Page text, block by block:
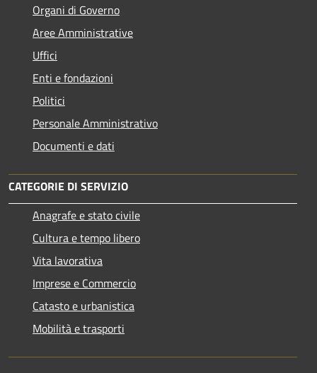
Organi di Governo
Aree Amministrative
Uffici
Enti e fondazioni
Politici
Personale Amministrativo
Documenti e dati
CATEGORIE DI SERVIZIO
Anagrafe e stato civile
Cultura e tempo libero
Vita lavorativa
Imprese e Commercio
Catasto e urbanistica
Mobilità e trasporti